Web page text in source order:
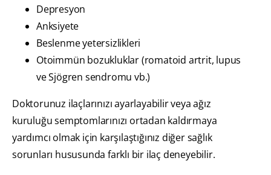
Depresyon
Anksiyete
Beslenme yetersizlikleri
Otoimmün bozukluklar (romatoid artrit, lupus
ve Sjögren sendromu vb.)
Doktorunuz ilaçlarınızı ayarlayabilir veya ağız
kuruluğu semptomlarınızı ortadan kaldırmaya
yardımcı olmak için karşılaştığınız diğer sağlık
sorunları hususunda farklı bir ilaç deneyebilir.